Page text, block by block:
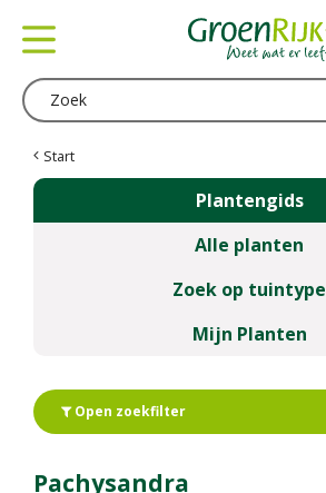
Start
Plantengids
Alle planten
Zoek op tuintype
Mijn Planten
Open zoekfilter
Pachysandra